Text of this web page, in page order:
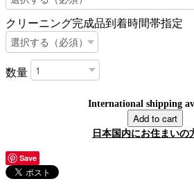
クリーニング完成品到着時間帯指定
数量
International shipping
Add to cart
日本国内にお住まいの
Save